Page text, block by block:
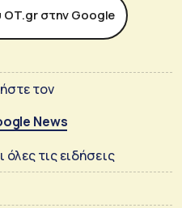
ΟΤ.gr στην Google
τον
News
τις ειδήσεις